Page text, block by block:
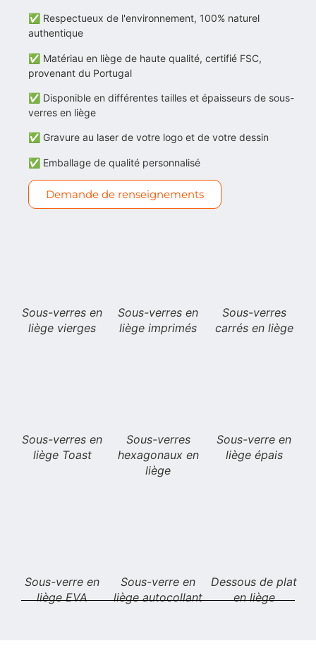
✅ Respectueux de l'environnement, 100% naturel
authentique
✅ Matériau en liège de haute qualité, certifié FSC,
provenant du Portugal
✅ Disponible en différentes tailles et épaisseurs de sous-
verres en liège
✅ Gravure au laser de votre logo et de votre dessin
✅ Emballage de qualité personnalisé
Demande de renseignements
Sous-verres en
liège vierges
Sous-verres en
liège imprimés
Sous-verres
carrés en liège
Sous-verres en
liège Toast
Sous-verres
hexagonaux en
liège
Sous-verre en
liège épais
Sous-verre en
liège EVA
Sous-verre en
liège autocollant
Dessous de plat
en liège